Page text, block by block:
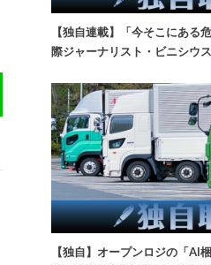
【独自連載】「今そこにあ
際ジャーナリスト・ビニシウ
【独自】オープンロジの「AI